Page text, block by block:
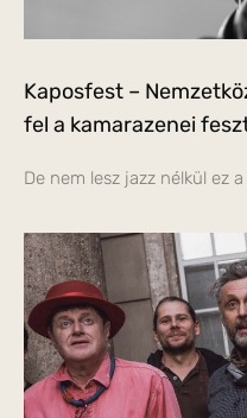
Kaposfest –
fel a kamarazenei
De nem lesz jazz nélkül ez